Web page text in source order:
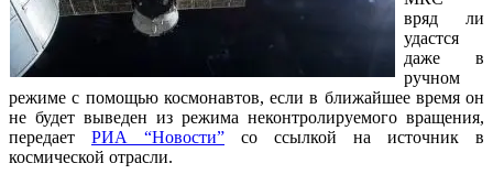
вряд ли
удастся
даже в
ручном
режиме с помощью космонавтов, если в ближайшее время он
не будет выведен из режима неконтролируемого вращения,
передает РИА “Новости” со ссылкой на источник в
космической отрасли.